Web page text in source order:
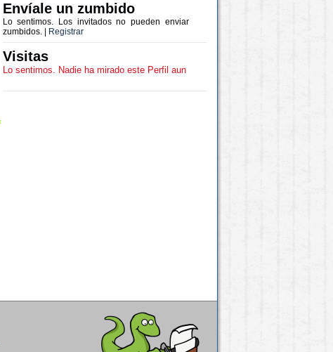
Envíale un zumbido
Lo sentimos. Los invitados no pueden enviar
zumbidos. |
Registrar
Visitas
Lo sentimos. Nadie ha mirado este Perfil aun